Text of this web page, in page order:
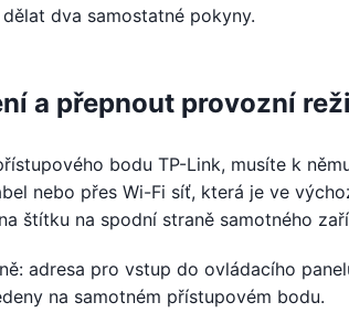
dva samostatné pokyny.
a přepnout provozní
bodu TP-Link, musíte k
nebo přes Wi-Fi síť, která je ve
štítku na spodní straně samotného
adresa pro vstup do ovládacího
na samotném přístupovém bodu.